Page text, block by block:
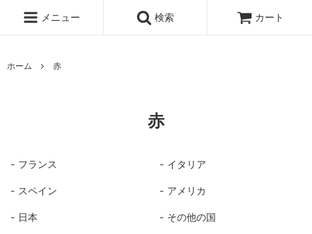
メニュー 検索 カート
ホーム 赤
赤
フランス イタリア
スペイン アメリカ
日本 その他の国